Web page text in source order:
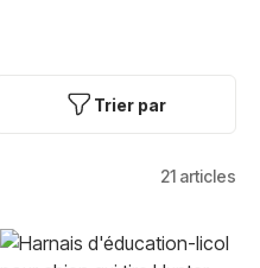
Trier par
21 articles